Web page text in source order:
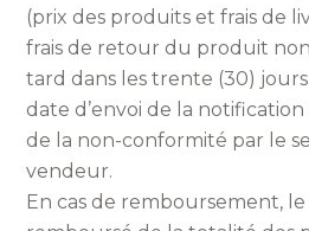
(prix des produits et frais de
frais de retour du produit
tard dans les trente (30)
date d’envoi de la
de la non-conformité par le
vendeur.
En cas de remboursement, le